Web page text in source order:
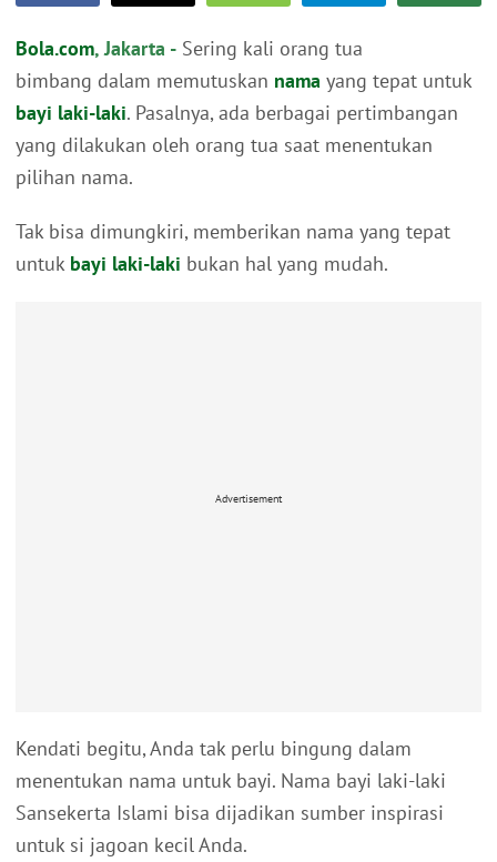
Bola.com, Jakarta - Sering kali orang tua
bimbang dalam memutuskan nama yang tepat untuk
bayi laki-laki. Pasalnya, ada berbagai pertimbangan
yang dilakukan oleh orang tua saat menentukan
pilihan nama.
Tak bisa dimungkiri, memberikan nama yang tepat
untuk bayi laki-laki bukan hal yang mudah.
Advertisement
Kendati begitu, Anda tak perlu bingung dalam
menentukan nama untuk bayi. Nama bayi laki-laki
Sansekerta Islami bisa dijadikan sumber inspirasi
untuk si jagoan kecil Anda.